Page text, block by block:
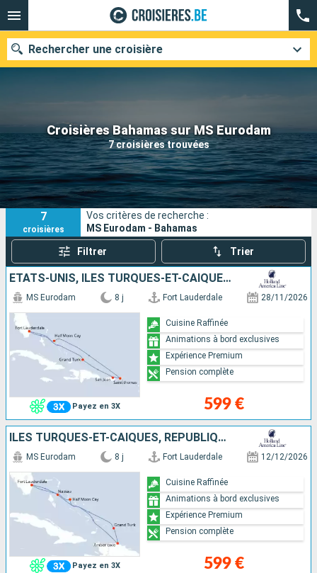
Croisières Bahamas sur MS Eurodam
7 croisières trouvées
Rechercher une croisière
Nos destinations
Mois de départ
Ports Compagnies
Rechercher
7
croisières
Vos critères de recherche :
MS Eurodam - Bahamas
Filtrer Trier
ÉTATS-UNIS, ÎLES TURQUES-ET-CAÏQUES, PORTO RICO, SAINT-THOMAS, BAHAMAS
Payez en 3X
MS Eurodam 8 j Fort Lauderdale 28/11/2026
599 €
Cuisine Raffinée
Animations à bord exclusives
Expérience Premium
Pension complète
ÎLES TURQUES-ET-CAÏQUES, RÉPUBLIQUE DOMINICAINE, BAHAMAS, ÉTATS-UNIS
Payez en 3X
MS Eurodam 8 j Fort Lauderdale 12/12/2026
599 €
Cuisine Raffinée
Animations à bord exclusives
Expérience Premium
Pension complète